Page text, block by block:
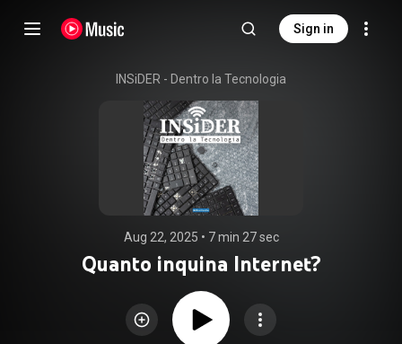
Sign in
INSiDER - Dentro la Tecnologia
Aug 22, 2025 • 7 min 27 sec
Quanto inquina Internet?